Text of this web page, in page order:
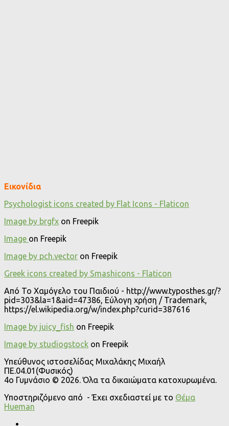
Εικονίδια
Psychologist icons created by Flat Icons - Flaticon
Image by brgfx on Freepik
Image on Freepik
Image by pch.vector on Freepik
Greek icons created by Smashicons - Flaticon
Από Το Χαμόγελο του Παιδιού - http://www.typosthes.gr/?
pid=303&la=1&aid=47386, Εύλογη χρήση / Trademark,
https://el.wikipedia.org/w/index.php?curid=387616
Image by juicy_fish on Freepik
Image by studiogstock on Freepik
Υπεύθυνος ιστοσελίδας Μιχαλάκης Μιχαήλ
ΠΕ.04.01(Φυσικός)
4o Γυμνάσιο © 2026. Όλα τα δικαιώματα κατοχυρωμένα.
Υποστηριζόμενο από - Έχει σχεδιαστεί με το Θέμα
Ηueman